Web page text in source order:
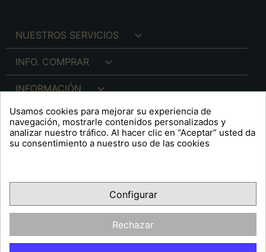
NUESTROS SERVICIOS 
INFO. COMPRAR 
INFORMACIÓN 
INFO. LEGAL 
FacebookYouTubePinterest
OPINIONES CLIENTES
Usamos cookies para mejorar su experiencia de
navegación, mostrarle contenidos personalizados y
analizar nuestro tráfico. Al hacer clic en “Aceptar” usted da
su consentimiento a nuestro uso de las cookies
Configurar
Rechazar